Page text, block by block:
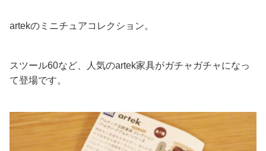
artekのミニチュアコレクション。
スツール60など、人気のartek家具がガチャガチャになっ
て登場です。